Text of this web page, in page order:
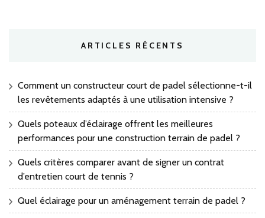
ARTICLES RÉCENTS
Comment un constructeur court de padel sélectionne-t-il
les revêtements adaptés à une utilisation intensive ?
Quels poteaux d’éclairage offrent les meilleures
performances pour une construction terrain de padel ?
Quels critères comparer avant de signer un contrat
d’entretien court de tennis ?
Quel éclairage pour un aménagement terrain de padel ?